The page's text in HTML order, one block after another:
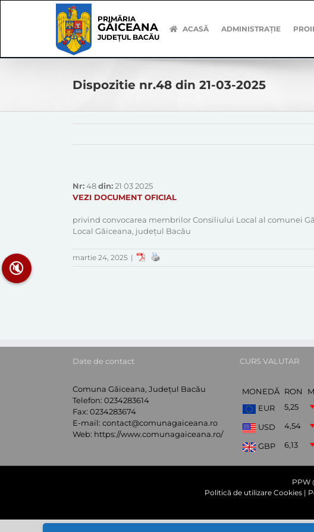
PRIMĂRIA
GĂICEANA
JUDEȚUL BACĂU
ACASĂ ADMINISTRAȚIE
Dispozitie nr.48 din 21-03-2025
Nr:48din:21 03 2025
VEZI DOCUMENT OFICIAL
privind convocarea membrilor Consiliului Local al comunei
Local Găiceana, județul Bacău
martie 24, 2025 |
Date de contact
Comuna Găiceana, Județul Bacău
Telefon: 0234283614
Fax: 0234283674
E-mail: contact@comunagaiceana.ro
Web: https://www.comunagaiceana.ro/
CURS VALUTAR
MONEDĂ RON
EUR
5,25
USD 4,54
GBP 6,13
PPW
Politică de utilizare Cookies|
🔇